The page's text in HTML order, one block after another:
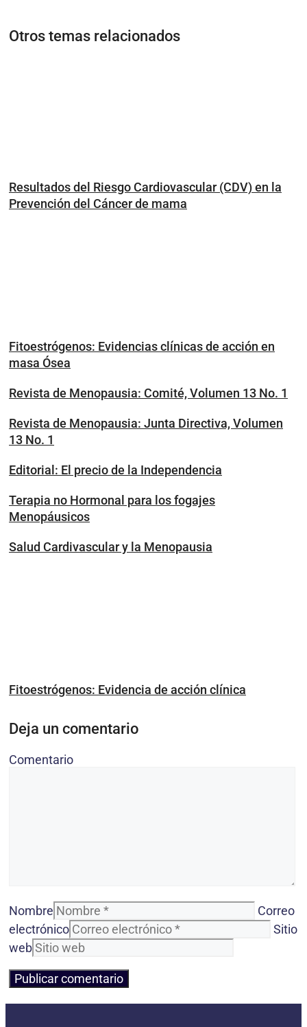
Otros temas relacionados
Resultados del Riesgo Cardiovascular (CDV) en la
Prevención del Cáncer de mama
Fitoestrógenos: Evidencias clínicas de acción en
masa Ósea
Revista de Menopausia: Comité, Volumen 13 No. 1
Revista de Menopausia: Junta Directiva, Volumen
13 No. 1
Editorial: El precio de la Independencia
Terapia no Hormonal para los fogajes
Menopáusicos
Salud Cardivascular y la Menopausia
Fitoestrógenos: Evidencia de acción clínica
Deja un comentario
Comentario
Nombre
Correo
electrónico
Sitio
web